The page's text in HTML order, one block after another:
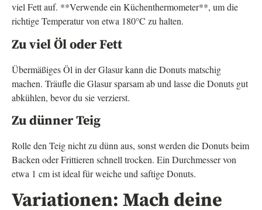
viel Fett auf. **Verwende ein Küchenthermometer**, um die
richtige Temperatur von etwa 180°C zu halten.
Zu viel Öl oder Fett
Übermäßiges Öl in der Glasur kann die Donuts matschig
machen. Träufle die Glasur sparsam ab und lasse die Donuts gut
abkühlen, bevor du sie verzierst.
Zu dünner Teig
Rolle den Teig nicht zu dünn aus, sonst werden die Donuts beim
Backen oder Frittieren schnell trocken. Ein Durchmesser von
etwa 1 cm ist ideal für weiche und saftige Donuts.
Variationen: Mach deine